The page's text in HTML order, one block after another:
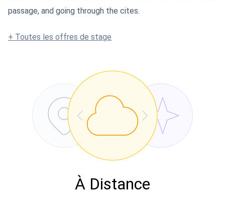
passage, and going through the cites.
+ Toutes les offres de stage
Mixte